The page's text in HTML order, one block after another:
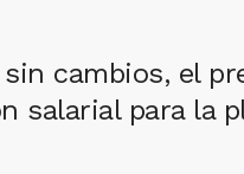
cambios, el
salarial para la